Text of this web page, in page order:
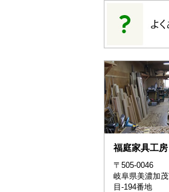
福庭家具工房
〒505-0046
岐阜県美濃加
目-194番地